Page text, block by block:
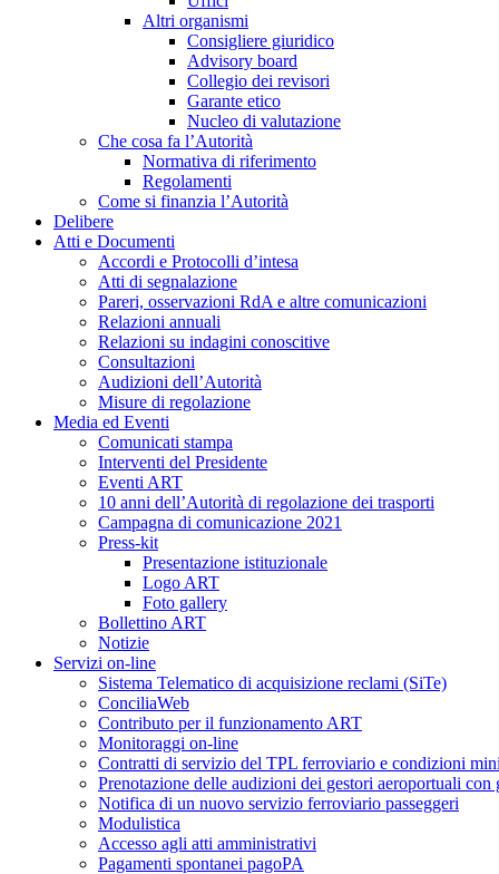
Altri organismi
Consigliere giuridico
Advisory board
Collegio dei revisori
Garante etico
Nucleo di valutazione
Che cosa fa l’Autorità
Normativa di riferimento
Regolamenti
Come si finanzia l’Autorità
Delibere
Atti e Documenti
Accordi e Protocolli d’intesa
Atti di segnalazione
Pareri, osservazioni RdA e altre comunicazioni
Relazioni annuali
Relazioni su indagini conoscitive
Consultazioni
Audizioni dell’Autorità
Misure di regolazione
Media ed Eventi
Comunicati stampa
Interventi del Presidente
Eventi ART
10 anni dell’Autorità di regolazione dei trasporti
Campagna di comunicazione 2021
Press-kit
Presentazione istituzionale
Logo ART
Foto gallery
Bollettino ART
Notizie
Servizi on-line
Sistema Telematico di acquisizione reclami (SiTe)
ConciliaWeb
Contributo per il funzionamento ART
Monitoraggi on-line
Contratti di servizio del TPL ferroviario e condizioni
Prenotazione delle audizioni dei gestori aeroportuali con
Notifica di un nuovo servizio ferroviario passeggeri
Modulistica
Accesso agli atti amministrativi
Pagamenti spontanei pagoPA